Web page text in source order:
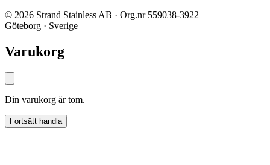
© 2026 Strand Stainless AB · Org.nr 559038-3922
Göteborg · Sverige
Varukorg
Din varukorg är tom.
Fortsätt handla